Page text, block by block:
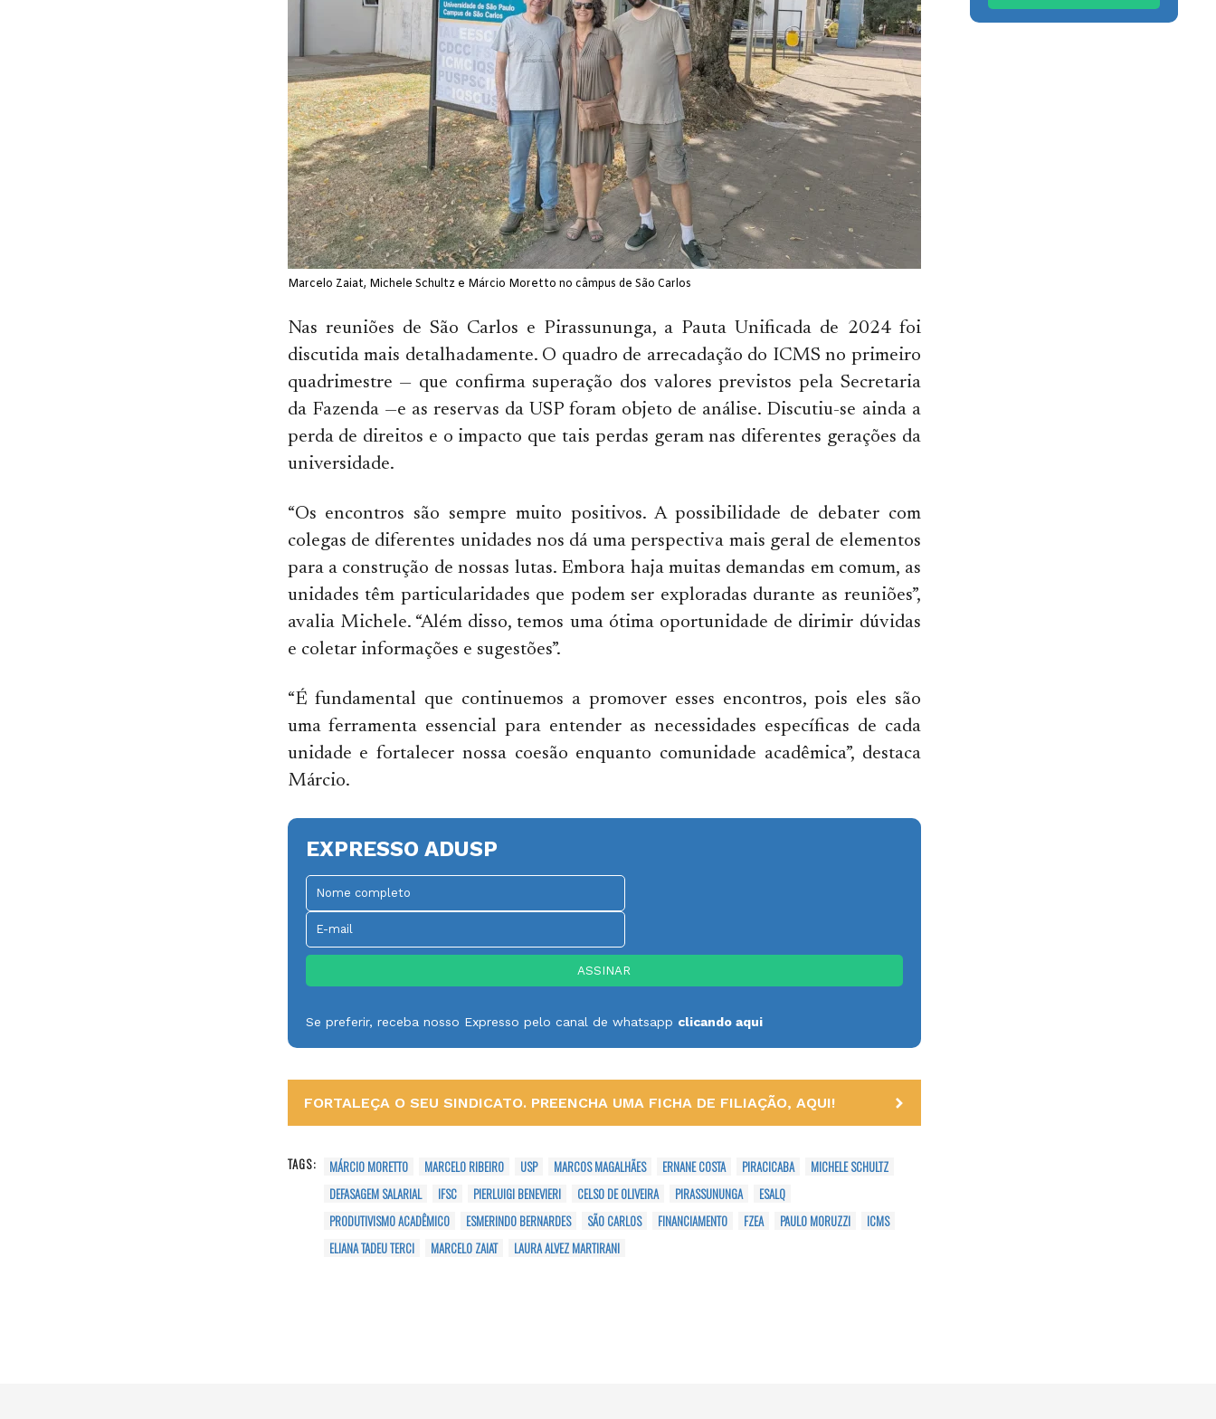
Marcelo Zaiat, Michele Schultz e Márcio Moretto no câmpus de São Carlos
Nas reuniões de São Carlos e Pirassununga, a Pauta Unificada de 2024 foi
discutida mais detalhadamente. O quadro de arrecadação do ICMS no primeiro
quadrimestre — que confirma superação dos valores previstos pela Secretaria
da Fazenda —e as reservas da USP foram objeto de análise. Discutiu-se ainda a
perda de direitos e o impacto que tais perdas geram nas diferentes gerações da
universidade.
“Os encontros são sempre muito positivos. A possibilidade de debater com
colegas de diferentes unidades nos dá uma perspectiva mais geral de elementos
para a construção de nossas lutas. Embora haja muitas demandas em comum, as
unidades têm particularidades que podem ser exploradas durante as reuniões”,
avalia Michele. “Além disso, temos uma ótima oportunidade de dirimir dúvidas
e coletar informações e sugestões”.
“É fundamental que continuemos a promover esses encontros, pois eles são
uma ferramenta essencial para entender as necessidades específicas de cada
unidade e fortalecer nossa coesão enquanto comunidade acadêmica”, destaca
Márcio.
EXPRESSO ADUSP
Se preferir, receba nosso Expresso pelo canal de whatsapp clicando aqui
FORTALEÇA O SEU SINDICATO. PREENCHA UMA FICHA DE FILIAÇÃO, AQUI!
TAGS: MÁRCIO MORETTO MARCELO RIBEIRO USP MARCOS MAGALHÃES ERNANE COSTA PIRACICABA
MICHELE SCHULTZ
DEFASAGEM SALARIAL
IFSC PIERLUIGI BENEVIERI CELSO DE OLIVEIRA PIRASSUNUNGA
ESALQ
PRODUTIVISMO ACADÊMICO
ESMERINDO BERNARDES SÃO CARLOS FINANCIAMENTO FZEA PAULO MORUZZI
ICMS
ELIANA TADEU TERCI
MARCELO ZAIAT LAURA ALVEZ MARTIRANI